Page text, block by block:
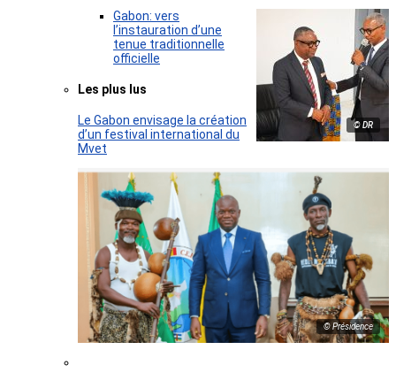
© DR
Gabon: vers
l’instauration d’une
tenue traditionnelle
officielle
Les plus lus
Le Gabon envisage la création
d’un festival international du
Mvet
© Présidence